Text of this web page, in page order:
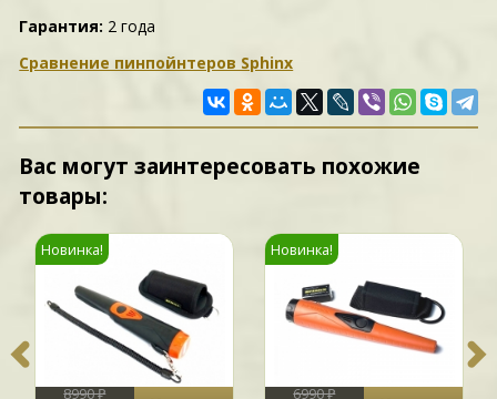
Гарантия: 2 года
Сравнение пинпойнтеров Sphinx
Вас могут заинтересовать похожие
товары:
Новинка!
8990 ₽
Новинка!
6990 ₽